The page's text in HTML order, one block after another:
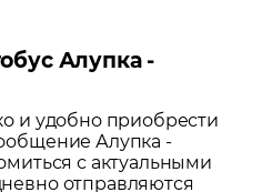
Алупка -
и удобно приобрести
Алупка -
с актуальными
отправляются